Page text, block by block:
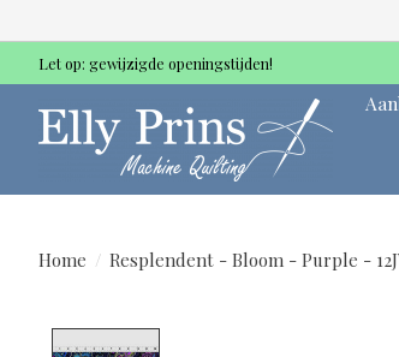
Let op: gewijzigde openingstijden!
Home / Resplendent - Bloom - Purple -